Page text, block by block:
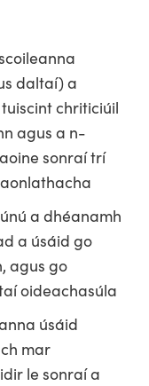
daltaí) a
chriticiúil
agus a n-
sonraí trí
a dhéanamh
a úsáid go
agus go
oideachasúla
úsáid
mar
le sonraí a